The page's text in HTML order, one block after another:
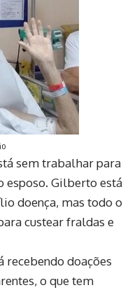
sem trabalhar para
esposo. Gilberto está
doença, mas todo o
custear fraldas e
recebendo doações
o que tem